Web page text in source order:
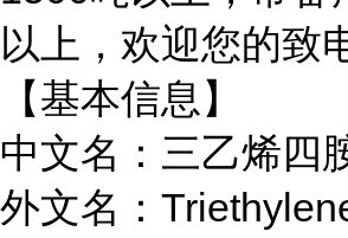
以上，欢迎您的致
【基本信息】
中文名：三乙烯四
外文名：